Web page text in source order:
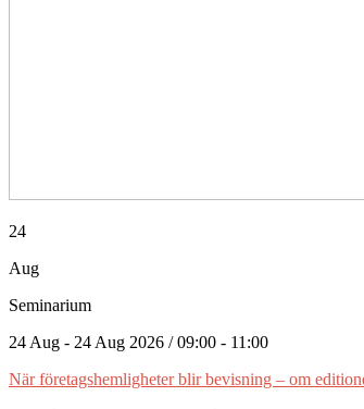
24
Aug
Seminarium
24 Aug - 24 Aug 2026 / 09:00 - 11:00
När företagshemligheter blir bevisning – om